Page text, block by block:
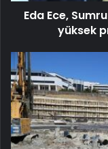
Eda Ece,
yüksek